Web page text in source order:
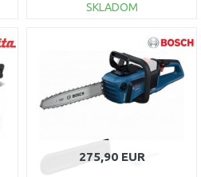
SKLADOM
DO KOŠÍKA
Porovnať
275,90 EUR